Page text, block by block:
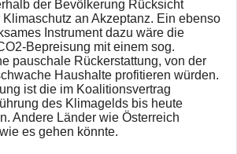
der Bevölkerung Rücksicht
Klimaschutz an Akzeptanz. Ein ebenso
Instrument dazu wäre die
Bepreisung mit einem sog.
pauschale Rückerstattung, von der
Haushalte profitieren würden.
ist die im Koalitionsvertrag
des Klimagelds bis heute
Andere Länder wie Österreich
es gehen könnte.